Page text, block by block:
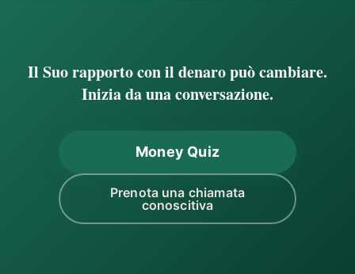
Il Suo rapporto con il denaro può cambiare.
Inizia da una conversazione.
Money Quiz
Prenota una chiamata
conoscitiva